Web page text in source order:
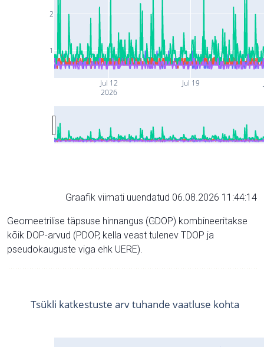
Jul 12
2026
Jul 19
1
2
Graafik viimati uuendatud 06.08.2026 11:44:14
Geomeetrilise täpsuse hinnangus (GDOP) kombineeritakse
kõik DOP-arvud (PDOP, kella veast tulenev TDOP ja
pseudokauguste viga ehk UERE).
Tsükli katkestuste arv tuhande vaatluse kohta